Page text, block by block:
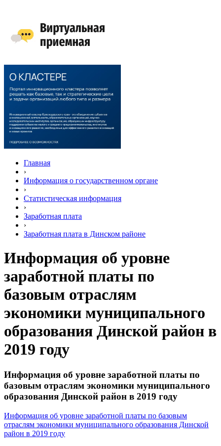
Главная
›
Информация о государственном органе
›
Статистическая информация
›
Заработная плата
›
Заработная плата в Динском районе
Информация об уровне
заработной платы по
базовым отраслям
экономики муниципального
образования Динской район в
2019 году
Информация об уровне заработной платы по
базовым отраслям экономики муниципального
образования Динской район в 2019 году
Информация об уровне заработной платы по базовым
отраслям экономики муниципального образования Динской
район в 2019 году